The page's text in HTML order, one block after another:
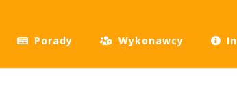
Porady Wykonawcy